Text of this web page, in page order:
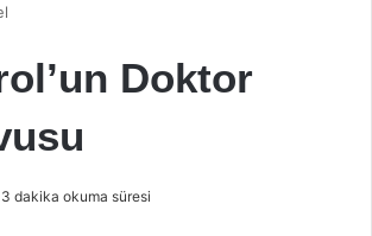
Doktor
3 dakika okuma süresi